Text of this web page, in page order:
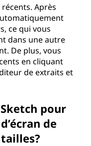
Après
ce qui vous
dans une autre
De plus, vous
en cliquant
de extraits et
pour
de